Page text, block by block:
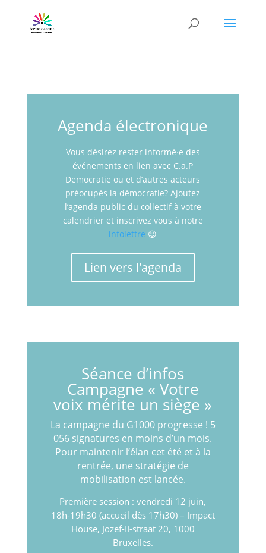
Agenda électronique
Vous désirez rester informé·e des
événements en lien avec C.a.P
Democratie ou et d’autres acteurs
préocupés la démocratie? Ajoutez
l’agenda public du collectif à votre
calendrier et inscrivez vous à notre
infolettre 😉
Lien vers l'agenda
Séance d’infos
Campagne « Votre
voix mérite un siège »
La campagne du G1000 progresse ! 5
056 signatures en moins d’un mois.
Pour maintenir l’élan cet été età la
rentrée, une stratégie de
mobilisation est lancée.
Première session : vendredi 12 juin,
18h-19h30 (accueil dès 17h30)– Impact
House, Jozef-II-straat 20, 1000
Bruxelles.